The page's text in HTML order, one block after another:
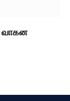
வாகன